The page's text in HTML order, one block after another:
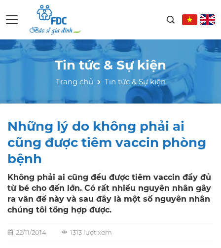
Tin tức & Sự kiện
Trang chủ Tin tức & Sự kiện
Những lý do không phải ai
cũng được tiêm vaccin phòng
bệnh
Không phải ai cũng đều được tiêm vaccin đầy đủ
từ bé cho đến lớn. Có rất nhiều nguyên nhân gây
ra vẫn đề này và sau đây là một số nguyên nhân
chúng tôi tổng hợp được.
22/11/2014 1313 lượt xem